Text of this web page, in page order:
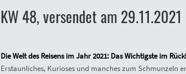
KW 48, versendet am 29.11.2021
Die Welt des Reisens im Jahr 2021: Das Wichtigste im
Erstaunliches, Kurioses und manches zum Schmunzeln